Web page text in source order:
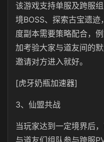
该游戏支持单服及跨服
境BOSS、探索古宝遗
度副本需要策略配合，
加考验大家与道友间的
邀请对方进入就好。
[虎牙奶瓶加速器]
3、仙盟共战
当玩家达到一定境界后
与道友们组队参与跨服